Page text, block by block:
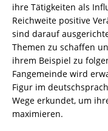
ihre Tätigkeiten als
Reichweite positive
sind darauf
Themen zu schaffen
ihrem Beispiel zu
Fangemeinde wird
Figur im
Wege erkundet, um
maximieren.